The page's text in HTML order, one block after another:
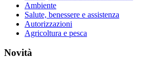
Ambiente
Salute, benessere e assistenza
Autorizzazioni
Agricoltura e pesca
Novità